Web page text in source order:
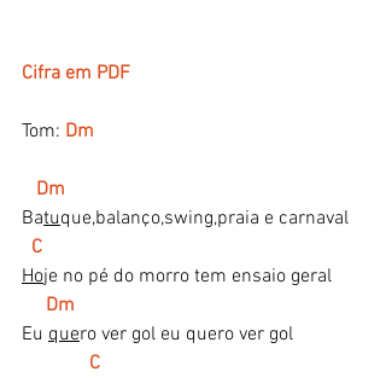
Cifra em PDF
Tom: Dm
Dm
Batuque,balanço,swing,praia e carnaval
C
Hoje no pé do morro tem ensaio geral
Dm
Eu quero ver gol eu quero ver gol
C